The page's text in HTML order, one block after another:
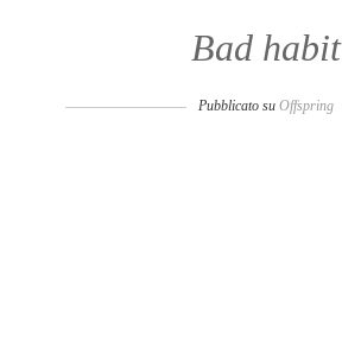
Bad habit
Pubblicato su Offspring